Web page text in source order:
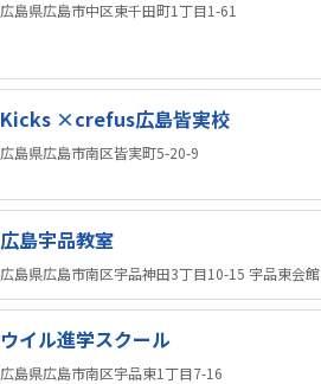
広島県広島市中区東千田町1丁目1-61
Kicks ×crefus広島皆実校
広島県広島市南区皆実町5-20-9
広島宇品教室
広島県広島市南区宇品神田3丁目10-15 宇品東会館
ウイル進学スクール
広島県広島市南区宇品東1丁目7-16